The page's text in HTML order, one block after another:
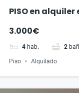
PISO en
3.000€
4 hab. 2
Piso Alquilado